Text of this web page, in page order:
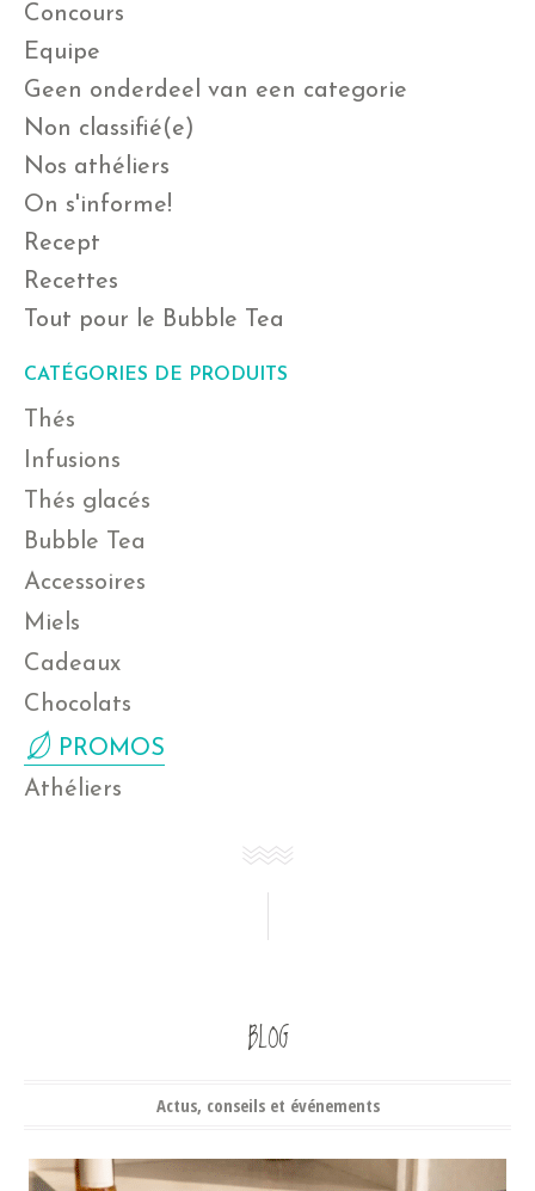
Concours
Equipe
Geen onderdeel van een categorie
Non classifié(e)
Nos athéliers
On s'informe!
Recept
Recettes
Tout pour le Bubble Tea
CATÉGORIES DE PRODUITS
Thés
Infusions
Thés glacés
Bubble Tea
Accessoires
Miels
Cadeaux
Chocolats
PROMOS
Athéliers
BLOG
Actus, conseils et événements